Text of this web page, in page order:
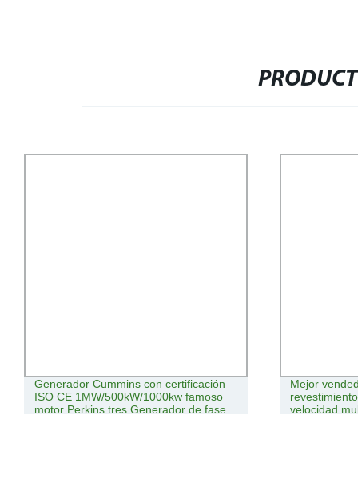
Generador Cummins con certificación
ISO CE 1MW/500kW/1000kw famoso
motor Perkins tres Generador de fase
Mejor
velocidad